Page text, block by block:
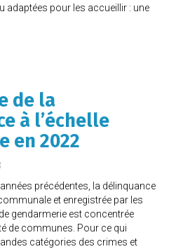
adaptées pour les accueillir : une
de la
à l’échelle
en 2022
précédentes, la délinquance
et enregistrée par les
gendarmerie est concentrée
de communes. Pour ce qui
catégories des crimes et